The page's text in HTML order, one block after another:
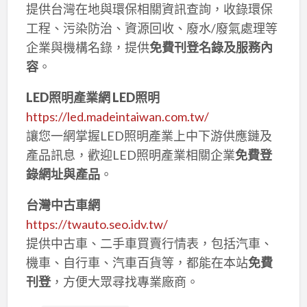
提供台灣在地與環保相關資訊查詢，收錄環保
工程、污染防治、資源回收、廢水/廢氣處理等
企業與機構名錄，提供免費刊登名錄及服務內
容。
LED照明產業網 LED照明
https://led.madeintaiwan.com.tw/
讓您一網掌握LED照明產業上中下游供應鏈及
產品訊息，歡迎LED照明產業相關企業免費登
錄網址與產品。
台灣中古車網
https://twauto.seo.idv.tw/
提供中古車、二手車買賣行情表，包括汽車、
機車、自行車、汽車百貨等，都能在本站免費
刊登，方便大眾尋找專業廠商。